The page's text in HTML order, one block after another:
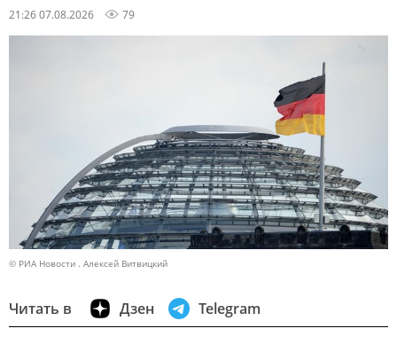
21:26 07.08.2026 79
© РИА Новости . Алексей Витвицкий
Читать в Дзен Telegram